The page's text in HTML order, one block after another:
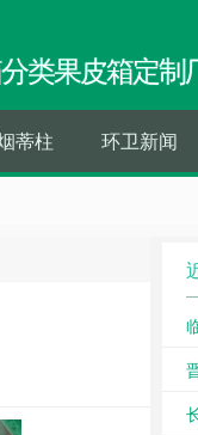
类果皮箱定制
蒂柱 环卫新闻